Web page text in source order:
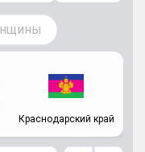
Краснодарский край